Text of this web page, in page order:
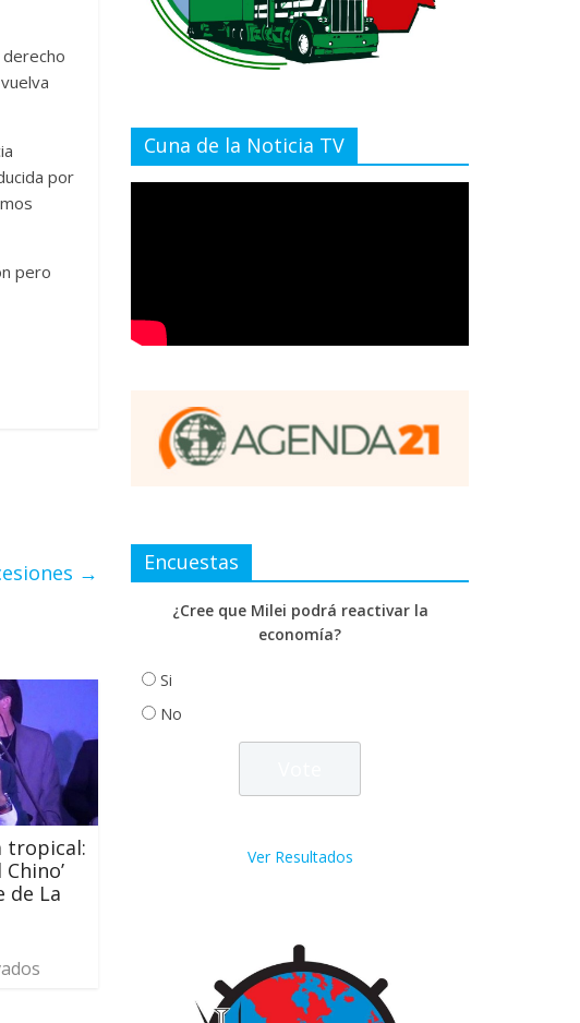
por
pero
→
tropical:
de La
Cuna de la Noticia TV
Encuestas
¿Cree que Milei podrá reactivar la
economía?
Si
No
Ver Resultados